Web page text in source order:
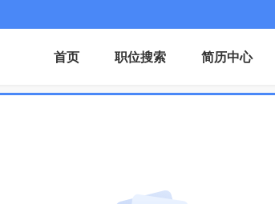
首页 职位搜索 简历中心